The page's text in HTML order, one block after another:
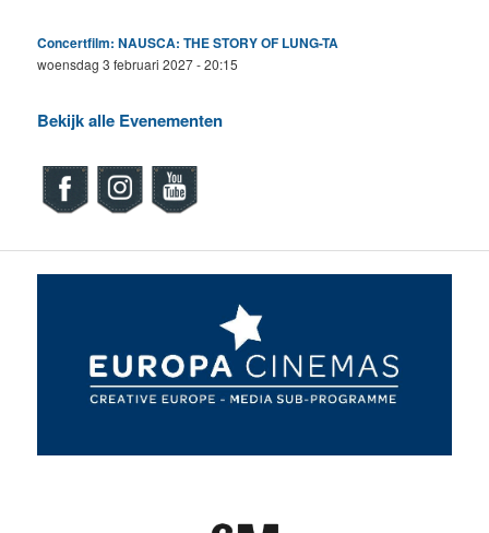
Concertfilm: NAUSCA: THE STORY OF LUNG-TA
woensdag 3 februari 2027 - 20:15
Bekijk alle Evenementen